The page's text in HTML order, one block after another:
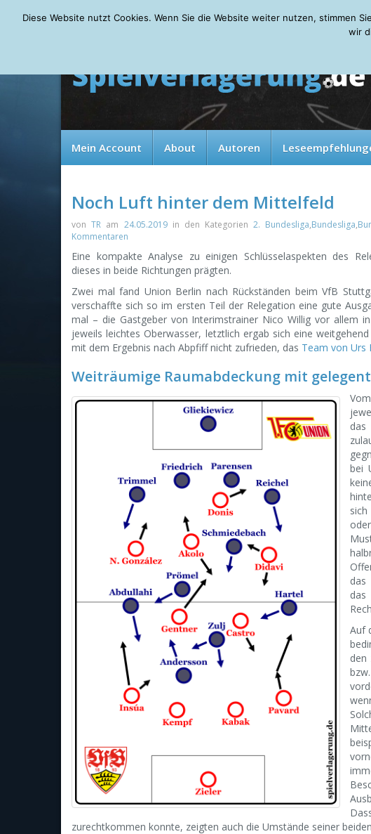
Saturday, 08.08.2026
Mein Account About Autoren
Noch Luft hinter dem Mittelfeld
vonTR am 24.05.2019in den Kategorien2. Bundesliga,Bundesliga,
Kommentaren
Eine kompakte Analyse zu einigen Schlüsselaspekten des
dieses in beide Richtungen prägten.
Zwei mal fand Union Berlin nach Rückständen beim VfB
verschaffte sich so im ersten Teil der Relegation eine gute
mal – die Gastgeber von Interimstrainer Nico Willig vor allem
jeweils leichtes Oberwasser, letztlich ergab sich eine
mit dem Ergebnis nach Abpfiff nicht zufrieden, das Team von Urs
Weiträumige Raumabdeckung mit
bei
das
das
Auf
den
zurechtkommen konnte, zeigten auch die Umstände seiner
Diese Website nutzt Cookies. Wenn Sie die Website weiter nutzen, stimmen
wir